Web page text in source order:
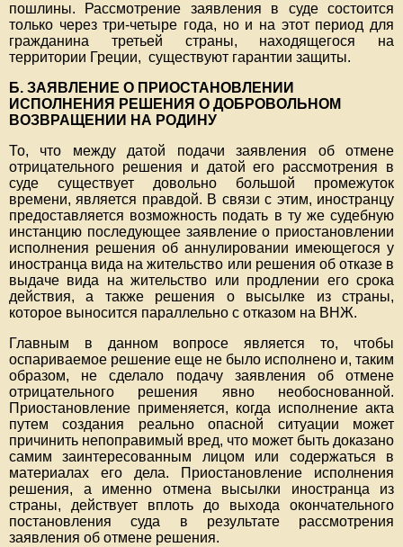
пошлины. Рассмотрение заявления в суде состоится
только через три-четыре года, но и на этот период для
гражданина третьей страны, находящегося на
территории Греции, существуют гарантии защиты.
Б. ЗАЯВЛЕНИЕ О ПРИОСТАНОВЛЕНИИ
ИСПОЛНЕНИЯ РЕШЕНИЯ О ДОБРОВОЛЬНОМ
ВОЗВРАЩЕНИИ НА РОДИНУ
То, что между датой подачи заявления об отмене
отрицательного решения и датой его рассмотрения в
суде существует довольно большой промежуток
времени, является правдой. В связи с этим, иностранцу
предоставляется возможность подать в ту же судебную
инстанцию последующее заявление о приостановлении
исполнения решения об аннулировании имеющегося у
иностранца вида на жительство или решения об отказе в
выдаче вида на жительство или продлении его срока
действия, а также решения о высылке из страны,
которое выносится параллельно с отказом на ВНЖ.
Главным в данном вопросе является то, чтобы
оспариваемое решение еще не было исполнено и, таким
образом, не сделало подачу заявления об отмене
отрицательного решения явно необоснованной.
Приостановление применяется, когда исполнение акта
путем создания реально опасной ситуации может
причинить непоправимый вред, что может быть доказано
самим заинтересованным лицом или содержаться в
материалах его дела. Приостановление исполнения
решения, а именно отмена высылки иностранца из
страны, действует вплоть до выхода окончательного
постановления суда в результате рассмотрения
заявления об отмене решения.